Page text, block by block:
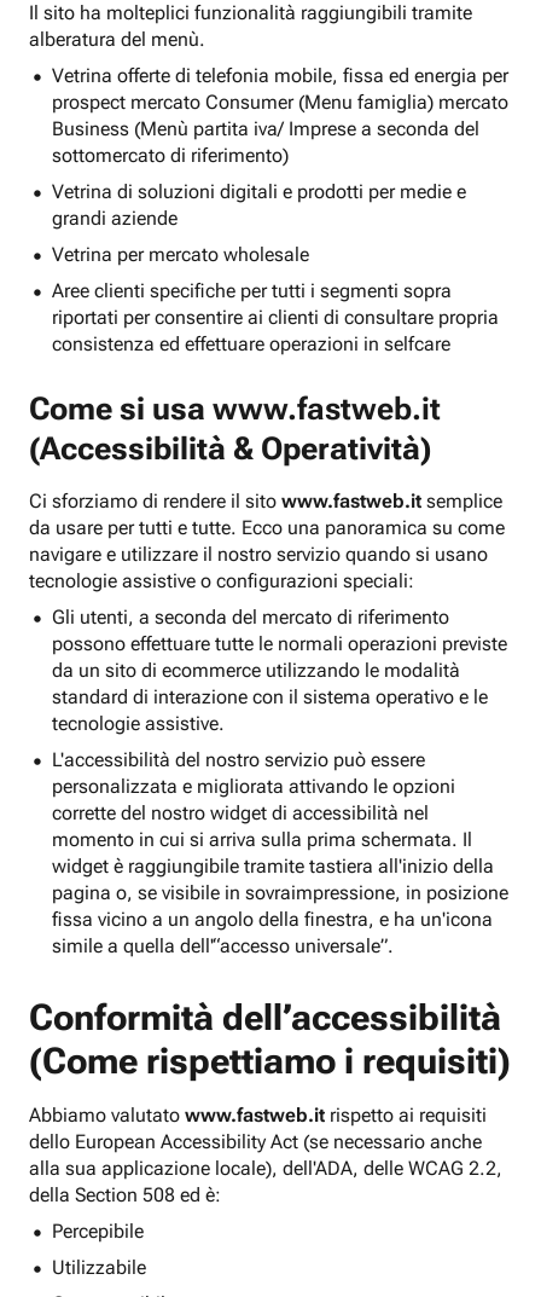
Il sito ha molteplici funzionalità raggiungibili tramite
alberatura del menù.
Vetrina offerte di telefonia mobile, fissa ed energia per
prospect mercato Consumer (Menu famiglia) mercato
Business (Menù partita iva/ Imprese a seconda del
sottomercato di riferimento)
Vetrina di soluzioni digitali e prodotti per medie e
grandi aziende
Vetrina per mercato wholesale
Aree clienti specifiche per tutti i segmenti sopra
riportati per consentire ai clienti di consultare propria
consistenza ed effettuare operazioni in selfcare
Come si usa www.fastweb.it
(Accessibilità & Operatività)
Ci sforziamo di rendere il sito www.fastweb.it semplice
da usare per tutti e tutte. Ecco una panoramica su come
navigare e utilizzare il nostro servizio quando si usano
tecnologie assistive o configurazioni speciali:
Gli utenti, a seconda del mercato di riferimento
possono effettuare tutte le normali operazioni previste
da un sito di ecommerce utilizzando le modalità
standard di interazione con il sistema operativo e le
tecnologie assistive.
L'accessibilità del nostro servizio può essere
personalizzata e migliorata attivando le opzioni
corrette del nostro widget di accessibilità nel
momento in cui si arriva sulla prima schermata. Il
widget è raggiungibile tramite tastiera all'inizio della
pagina o, se visibile in sovraimpressione, in posizione
fissa vicino a un angolo della finestra, e ha un'icona
simile a quella dell'“accesso universale”.
Conformità dell’accessibilità
(Come rispettiamo i requisiti)
Abbiamo valutato www.fastweb.it rispetto ai requisiti
dello European Accessibility Act (se necessario anche
alla sua applicazione locale), dell'ADA, delle WCAG 2.2,
della Section 508 ed è:
Percepibile
Utilizzabile